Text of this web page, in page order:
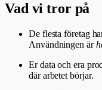
Vad vi tror på
De flesta företag
Användningen är
Er data och era
där arbetet börjar.